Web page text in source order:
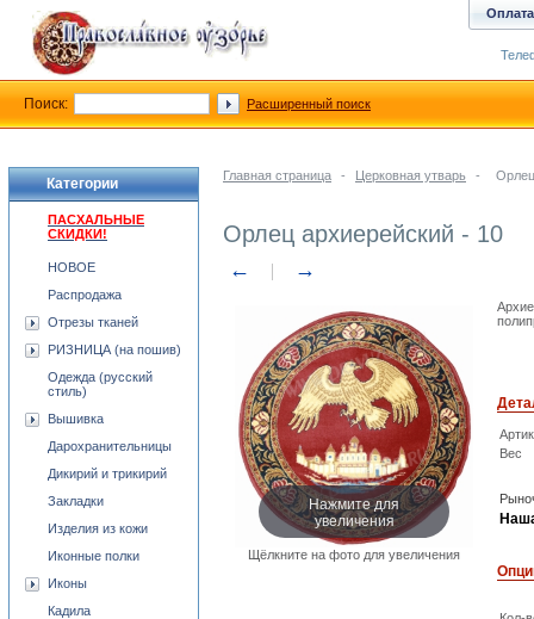
Главная страница - Церковная утварь -
Орлец архиерейский - 10
← →
Нажмите для
увеличения
Щёлкните на фото для увеличения
Вес
Категории
ПАСХАЛЬНЫЕ
СКИДКИ!
НОВОЕ
Распродажа
Отрезы тканей
РИЗНИЦА (на пошив)
Одежда (русский
стиль)
Вышивка
Дарохранительницы
Дикирий и трикирий
Закладки
Изделия из кожи
Иконные полки
Иконы
Кадила
Оплата
Поиск: Расширенный поиск